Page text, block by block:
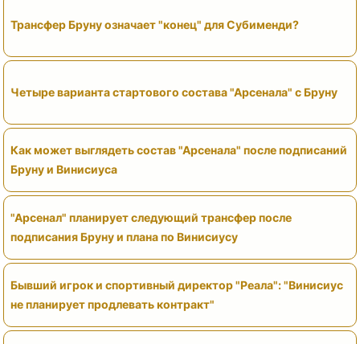
Трансфер Бруну означает "конец" для Субименди?
Четыре варианта стартового состава "Арсенала" с Бруну
Как может выглядеть состав "Арсенала" после подписаний
Бруну и Винисиуса
"Арсенал" планирует следующий трансфер после
подписания Бруну и плана по Винисиусу
Бывший игрок и спортивный директор "Реала": "Винисиус
не планирует продлевать контракт"